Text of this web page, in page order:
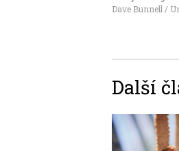
Dave Bunnell /
Další
Image